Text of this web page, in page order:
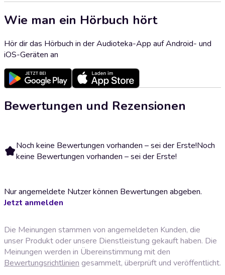
Wie man ein Hörbuch hört
Hör dir das Hörbuch in der Audioteka-App auf Android- und
iOS-Geräten an
Bewertungen und Rezensionen
Noch keine Bewertungen vorhanden – sei der Erste!Noch
keine Bewertungen vorhanden – sei der Erste!
Nur angemeldete Nutzer können Bewertungen abgeben.
Jetzt anmelden
Die Meinungen stammen von angemeldeten Kunden, die
unser Produkt oder unsere Dienstleistung gekauft haben. Die
Meinungen werden in Übereinstimmung mit den
Bewertungsrichtlinien gesammelt, überprüft und veröffentlicht.